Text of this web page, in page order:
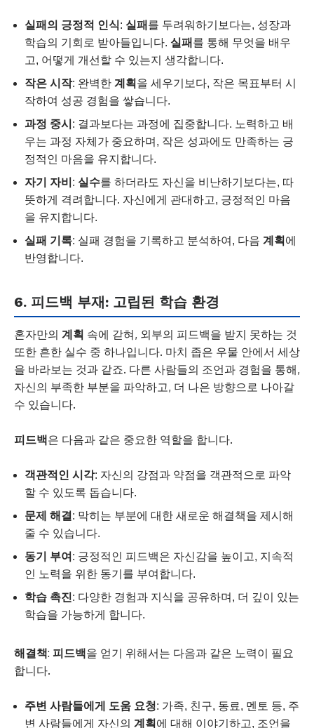
실패의 긍정적 인식: 실패 를 두려워하기보다는, 성장과
학습의 기회로 받아들입니다. 실패 를 통해 무엇을 배우
고, 어떻게 개선할 수 있는지 생각합니다.
작은 시작: 완벽한 계획 을 세우기보다, 작은 목표부터 시
작하여 성공 경험을 쌓습니다.
과정 중시 : 결과보다는 과정에 집중합니다. 노력하고 배
우는 과정 자체가 중요하며, 작은 성과에도 만족하는 긍
정적인 마음을 유지합니다.
자기 자비 : 실수를 하더라도 자신을 비난하기보다는, 따
뜻하게 격려합니다. 자신에게 관대하고, 긍정적인 마음
을 유지합니다.
실패 기록: 실패 경험을 기록하고 분석하여, 다음 계획 에
반영합니다.
6. 피드백 부재: 고립된 학습 환경
혼자만의 계획 속에 갇혀, 외부의 피드백을 받지 못하는 것
또한 흔한 실수 중 하나입니다. 마치 좁은 우물 안에서 세상
을 바라보는 것과 같죠. 다른 사람들의 조언과 경험을 통해,
자신의 부족한 부분을 파악하고, 더 나은 방향으로 나아갈
수 있습니다.
피드백은 다음과 같은 중요한 역할을 합니다.
객관적인 시각: 자신의 강점과 약점을 객관적으로 파악
할 수 있도록 돕습니다.
문제 해결 : 막히는 부분에 대한 새로운 해결책을 제시해
줄 수 있습니다.
동기 부여 : 긍정적인 피드백은 자신감을 높이고, 지속적
인 노력을 위한 동기를 부여합니다.
학습 촉진: 다양한 경험과 지식을 공유하며, 더 깊이 있는
학습을 가능하게 합니다.
해결책: 피드백을 얻기 위해서는 다음과 같은 노력이 필요
합니다.
주변 사람들에게 도움 요청: 가족, 친구, 동료, 멘토 등, 주
변 사람들에게 자신의 계획 에 대해 이야기하고, 조언을